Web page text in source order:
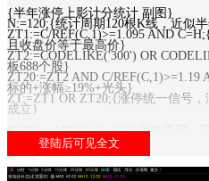
{半年涨停上影计分统计 副图}
N:=120;{统计周期120根K线，近似
ZT1:=C/REF(C,1)>=1.095 AND
且收盘价等于最高价}
ZT2:=CODELIKE('300') OR
板688个股}
ZT20:=ZT2 AND C/
标的+涨幅≥19%+光头}
ZT:=ZT1 OR ZT20;{涨停统一信号
成立}
BODY:=ABS(C-O);{K线实体高度，
UPPER_SHADOW:=H-MAX(C,O);{
条件：上影≥实体2倍，排除一字平